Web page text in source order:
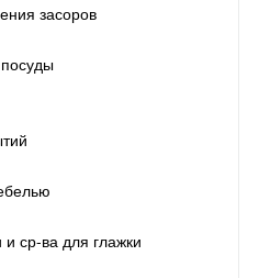
засоров
и ср-ва для глажки